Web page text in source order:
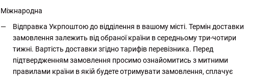
Міжнародна
Відправка Укрпоштою до відділення в вашому місті. Термін доставки
замовлення залежить від обраної країни в середньому три-чотири
тижні. Вартість доставки згідно тарифів перевізника. Перед
підтвердженням замовлення просимо ознайомитись з митними
правилами країни в якій будете отримувати замовлення, сплачує